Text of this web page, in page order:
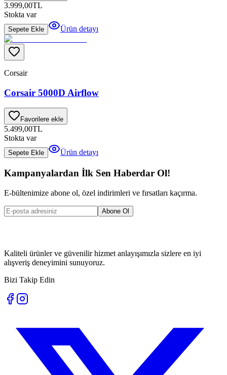
3.999,00TL
Stokta var
Sepete Ekle Ürün detayı
Corsair
Corsair 5000D Airflow
Favorilere ekle
5.499,00TL
Stokta var
Sepete Ekle Ürün detayı
Kampanyalardan İlk Sen Haberdar Ol!
E-bültenimize abone ol, özel indirimleri ve fırsatları kaçırma.
Abone Ol
Kaliteli ürünler ve güvenilir hizmet anlayışımızla sizlere en iyi
alışveriş deneyimini sunuyoruz.
Bizi Takip Edin